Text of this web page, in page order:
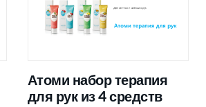
Атоми набор терапия
для рук из 4 средств